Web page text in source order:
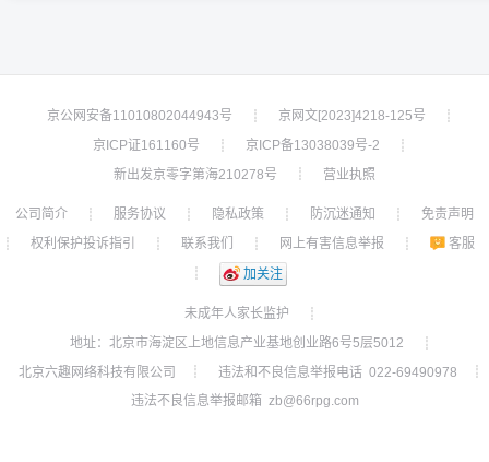
京公网安备11010802044943号 ┊ 京网文[2023]4218-125号
┊
京ICP证161160号
┊ 京ICP备13038039号-2
┊
新出发京零字第海210278号
┊ 营业执照
公司简介 ┊ 服务协议 ┊ 隐私政策 ┊ 防沉迷通知 ┊
免责声明
┊
权利保护投诉指引 ┊ 联系我们 ┊ 网上有害信息举报 ┊
客服
┊
加关注
未成年人家长监护
┊
地址：北京市海淀区上地信息产业基地创业路6号5层5012
┊
北京六趣网络科技有限公司
┊ 违法和不良信息举报电话 022-69490978
┊
违法不良信息举报邮箱 zb@66rpg.com